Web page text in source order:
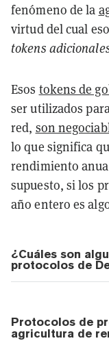
fenómeno de la
virtud del cual
tokens
Esos tokens de
ser utilizados
red, son
lo que significa
rendimiento
supuesto, si los
año entero es
¿Cuáles son
protocolos de
Protocolos de
agricultura de